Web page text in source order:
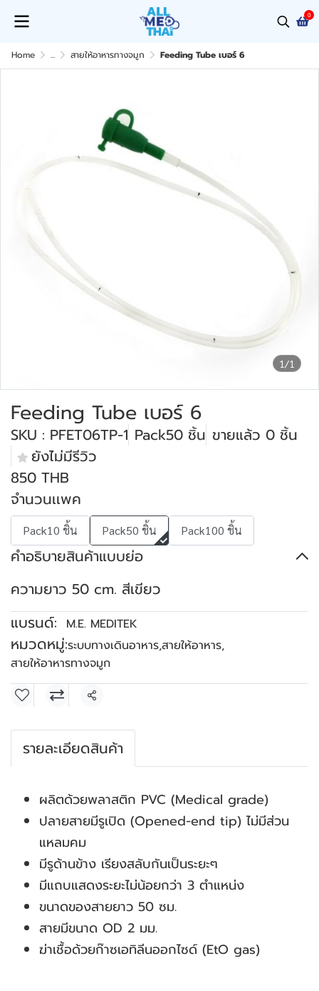
0
Home ... สายให้อาหารทางจมูก Feeding Tube เบอร์ 6
1/1
Feeding Tube เบอร์ 6
SKU : PFET06TP-1 Pack50 ชิ้น ขายแล้ว 0 ชิ้น
ยังไม่มีรีวิว
850 THB
จำนวนเเพค
Pack10 ชิ้น Pack50 ชิ้น Pack100 ชิ้น
คำอธิบายสินค้าแบบย่อ
ความยาว 50 cm. สีเขียว
แบรนด์:
M.E. MEDITEK
หมวดหมู่:ระบบทางเดินอาหาร,สายให้อาหาร,
สายให้อาหารทางจมูก
แชร์
รายละเอียดสินค้า
ผลิตด้วยพลาสติก PVC (Medical grade)
ปลายสายมีรูเปิด (Opened-end tip) ไม่มีส่วน
แหลมคม
มีรูด้านข้าง เรียงสลับกันเป็นระยะๆ
มีแถบแสดงระยะไม่น้อยกว่า 3 ตำแหน่ง
ขนาดของสายยาว 50 ซม.
สายมีขนาด OD 2 มม.
ฆ่าเชื้อด้วยก๊าซเอทิลีนออกไซด์ (EtO gas)